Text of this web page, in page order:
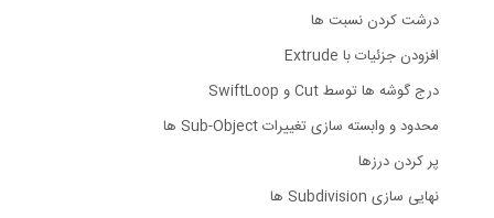
درشت کردن نسبت ها
افزودن جزئیات با Extrude
درج گوشه ها توسط Cut و SwiftLoop
محدود و وابسته سازی تغییرات Sub-Object ها
پر کردن درزها
نهایی سازی Subdivision ها